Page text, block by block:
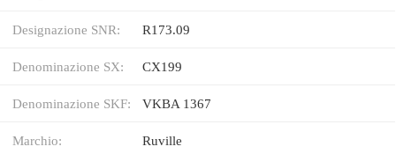
Designazione SNR: R173.09
Denominazione SX: CX199
Denominazione SKF: VKBA 1367
Marchio: Ruville